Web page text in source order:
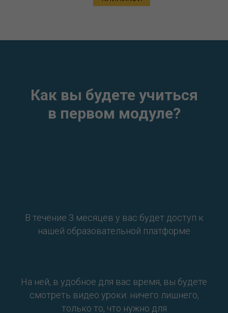
Как вы будете учиться
в первом модуле?
В течение 3 месяцев у вас будет доступ к
нашей образовательной платформе
На ней, в удобное для вас время, вы будете
смотреть видео уроки: ничего лишнего,
только то, что нужно для